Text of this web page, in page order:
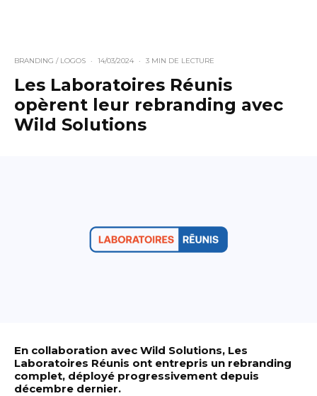
BRANDING / LOGOS · 14/03/2024 · 3 MIN DE LECTURE
Les Laboratoires Réunis
opèrent leur rebranding avec
Wild Solutions
En collaboration avec Wild Solutions, Les
Laboratoires Réunis ont entrepris un rebranding
complet, déployé progressivement depuis
décembre dernier.